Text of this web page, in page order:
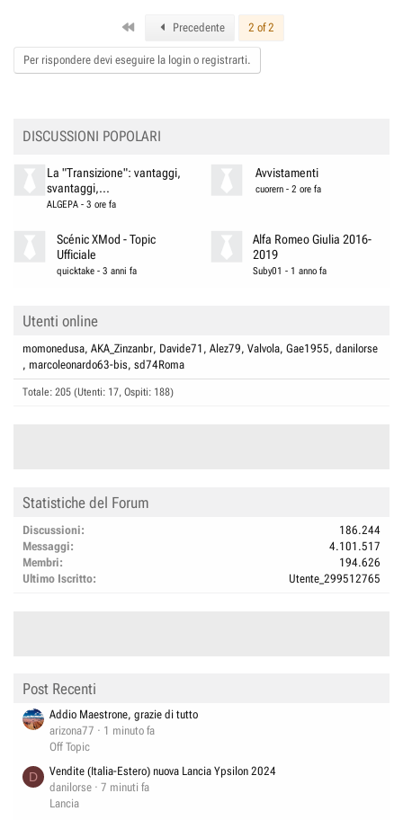
o
n
Precedente 2 of 2
Per rispondere devi eseguire la login o registrarti.
DISCUSSIONI POPOLARI
La "Transizione": vantaggi,
svantaggi,...
ALGEPA- 3 ore fa
Avvistamenti
cuorern - 2 ore fa
Scénic XMod - Topic
Ufficiale
quicktake -3 anni fa
Alfa Romeo Giulia 2016-
2019
Suby01 - 1 anno fa
Utenti online
momonedusa AKA_Zinzanbr Davide71 Alez79 Valvola Gae1955 danilorse
marcoleonardo63-bis sd74Roma
Totale: 205 (Utenti: 17, Ospiti: 188)
Statistiche del Forum
Discussioni
186.244
Messaggi
4.101.517
Membri
194.626
Ultimo Iscritto
Utente_299512765
Post Recenti
Addio Maestrone, grazie di tutto
arizona77
1 minuto fa
Off Topic
D
Vendite (Italia-Estero) nuova Lancia Ypsilon 2024
danilorse
7 minuti fa
Lancia